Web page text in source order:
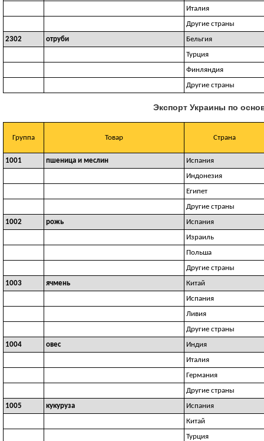
Италия
Другие страны
2302
отруби
Бельгия
Турция
Финляндия
Другие страны
Экспорт Украины по
Группа Товар Страна
1001 пшеница и меслин
Испания
Индонезия
Египет
Другие страны
1002
рожь
Испания
Израиль
Польша
Другие страны
1003
ячмень
Китай
Испания
Ливия
Другие страны
1004
овес
Индия
Италия
Германия
Другие страны
1005
кукуруза
Испания
Китай
Турция